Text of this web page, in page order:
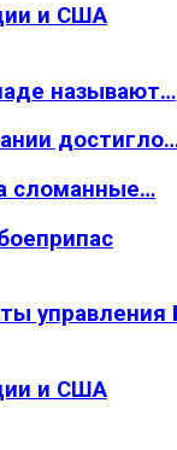
и США
называют…
сломанные…
и США